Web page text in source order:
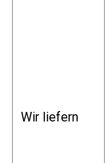
Wir liefern